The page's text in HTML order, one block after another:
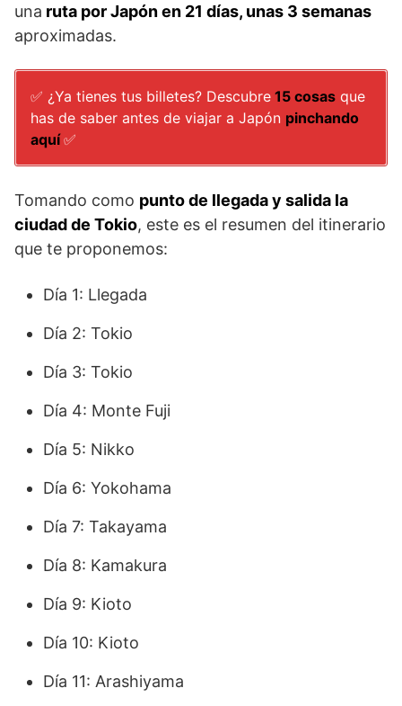
una ruta por Japón en 21 días, unas 3 semanas
aproximadas.
✅ ¿Ya tienes tus billetes? Descubre 15 cosas que
has de saber antes de viajar a Japón pinchando
aquí ✅
Tomando como punto de llegada y salida la
ciudad de Tokio, este es el resumen del itinerario
que te proponemos:
Día 1: Llegada
Día 2: Tokio
Día 3: Tokio
Día 4: Monte Fuji
Día 5: Nikko
Día 6: Yokohama
Día 7: Takayama
Día 8: Kamakura
Día 9: Kioto
Día 10: Kioto
Día 11: Arashiyama